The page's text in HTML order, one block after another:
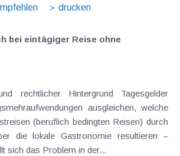
drucken
bei eintägiger Reise ohne
Hintergrund Tagesgelder
ausgleichen, welche
(beruflich bedingten Reisen) durch
die lokale Gastronomie resultieren –
sich das Problem in der...